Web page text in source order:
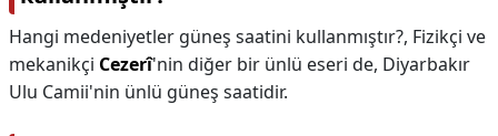
Hangi medeniyetler güneş saatini kullanmıştır?, Fizikçi ve
mekanikçi Cezerî'nin diğer bir ünlü eseri de, Diyarbakır
Ulu Camii'nin ünlü güneş saatidir.